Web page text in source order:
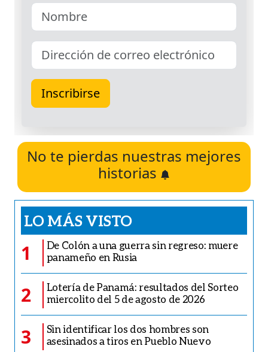
No te pierdas nuestras mejores
historias
LO MÁS VISTO
1
De Colón a una guerra sin regreso: muere
panameño en Rusia
2
Lotería de Panamá: resultados del Sorteo
miercolito del 5 de agosto de 2026
3
Sin identificar los dos hombres son
asesinados a tiros en Pueblo Nuevo